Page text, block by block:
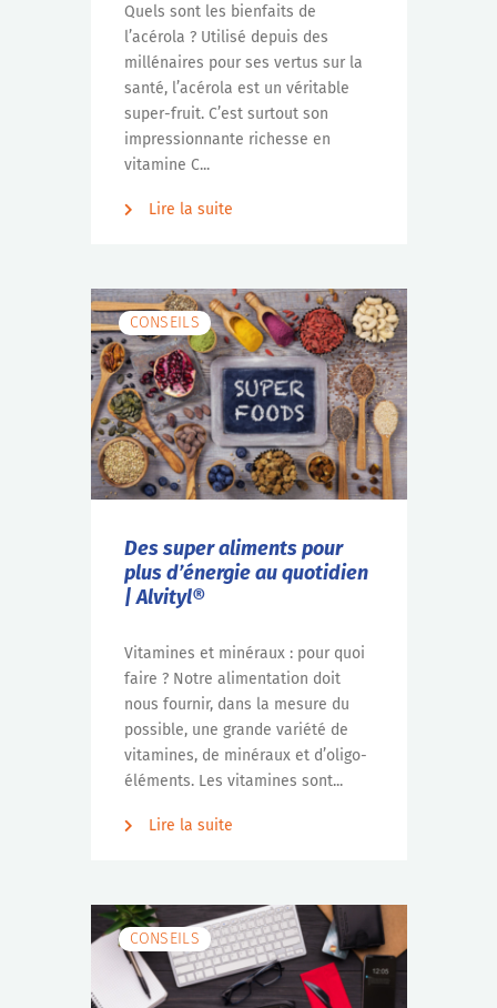
Quels sont les bienfaits de
l’acérola ? Utilisé depuis des
millénaires pour ses vertus sur la
santé, l’acérola est un véritable
super-fruit. C’est surtout son
impressionnante richesse en
vitamine C...
Lire la suite
CONSEILS
Des super aliments pour
plus d’énergie au quotidien
| Alvityl®
Vitamines et minéraux : pour quoi
faire ? Notre alimentation doit
nous fournir, dans la mesure du
possible, une grande variété de
vitamines, de minéraux et d’oligo-
éléments. Les vitamines sont...
Lire la suite
CONSEILS